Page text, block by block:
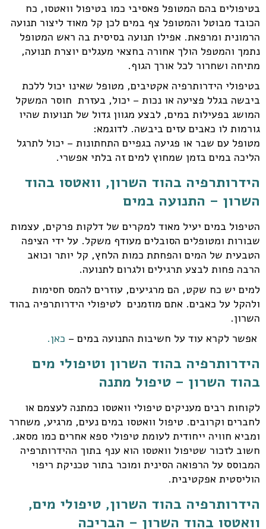
בטיפולים בהם המטופל פאסיבי כמו בטיפול וואטסו, כח
הכובד מבוטל והמטופל צף במים לכן קל מאוד ליצור תנועה
הרמונית ומרפאת. אפילו תנועה בסיסית בה ראש המטופל
נתמך והמטפל הולך אחורה בחצאי מעגלים יוצרת תנועה,
מתיחה ושחרור לכל אורך הגוף.
בטיפולי הידרותרפיה אקטיבים, מטופל שאינו יכול ללכת
ביבשה בגלל פציעה או נכות – יכול, בעזרת חוסר המשקל
המושג בפעילות במים, לבצע מגוון גדול של תנועות שהיו
גורמות לו כאבים עזים ביבשה. לדוגמא:
מטופל עם שבר או פגיעה בגפיים התחתונות – יכול לתרגל
הליכה במים בזמן שמחוץ למים זה בלתי אפשרי.
הידרותרפיה בהוד השרון, וואטסו בהוד
השרון – התנועה במים
הטיפול במים יעיל מאוד למקרים של דלקות פרקים, עצמות
שבורות ומטופלים הסובלים מעודף משקל. על ידי הציפה
הטבעית של המים והפחתת כמות הלחץ, קל יותר וכואב
הרבה פחות לבצע תרגילים ולגרום לתנועה.
למים יש כח שקט, הם מרגיעים, עוזרים להמס חסימות
ולהקל על כאבים. אתם מוזמנים לטיפולי הידרותרפיה בהוד
השרון.
אפשר לקרא עוד על חשיבות התנועה במים – כאן.
הידרותרפיה בהוד השרון וטיפולי מים
בהוד השרון – טיפול מתנה
לקוחות רבים מעניקים טיפולי וואטסו כמתנה לעצמם או
לחברים וקרובים. טיפול וואטסו במים נעים, מרגיע, משחרר
ומביא חוויה ייחודית לעומת טיפולי ספא אחרים כמו מסאג.
חשוב לזכור שטיפול וואטסו הוא ענף בתוך ההידרותרפיה
המבוסס על הרפואה הסינית ומוכר בתור טכניקת ריפוי
הוליסטית אפקטיבית.
הידרותרפיה בהוד השרון, טיפולי מים,
וואטסו בהוד השרון – הבריכה